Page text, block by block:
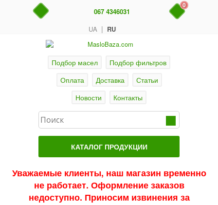
UA | RU
067 4346031
0
Подбор масел
Подбор фильтров
Оплата
Доставка
Статьи
Новости
Контакты
КАТАЛОГ ПРОДУКЦИИ
Актуальные продукты
Уважаемые клиенты, наш магазин временно
не работает. Оформление заказов
недоступно. Приносим извинения за